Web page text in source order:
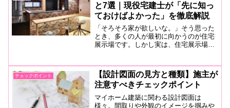
と7選｜現役宅建士が「先に知っ
ておけばよかった」を徹底解説
「そろそろ家が欲しいな。」そう思った
とき、多くの人が最初に向かうのが住宅
展示場です。しかし実は、住宅展示場へ
HOMEくんHOMEくん「先生、家を買う
ならまず住宅展示場で...
チェックポイント
【設計図面の見方と種類】施主が
注意すべきチェックポイント
マイホーム建築に関わる設計図面は
様々。間取りや外観のイメージを掴みや